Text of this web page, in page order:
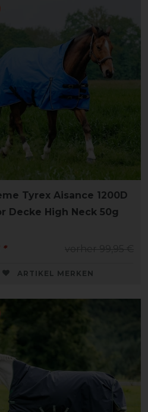
Tyrex Aisance 1200D
Decke High Neck 50g
*
ARTIKEL MERKEN